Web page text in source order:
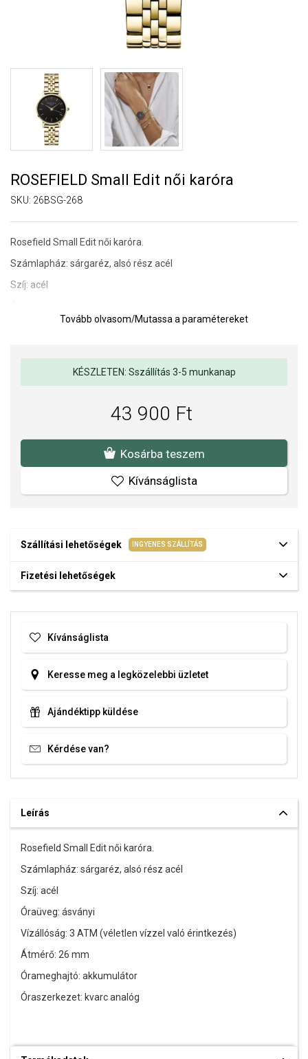
ROSEFIELD Small Edit női karóra
SKU: 26BSG-268
Rosefield Small Edit női karóra.
Számlapház: sárgaréz, alsó rész acél
Szíj: acél
Vízállóság: 3 ATM (véletlen vízzel való érintkezés)
Órameghajtó: akkumulátor
Tovább olvasom/Mutassa a paramétereket
KÉSZLETEN: Sszállítás 3-5 munkanap
43 900 Ft
Kosárba teszem
Kívánságlista
Szállítási lehetőségek INGYENES SZÁLLÍTÁS
Fizetési lehetőségek
Kívánságlista
Keresse meg a legközelebbi üzletet
Ajándéktipp küldése
Kérdése van?
Leírás
Rosefield Small Edit női karóra.
Számlapház: sárgaréz, alsó rész acél
Szíj: acél
Óraüveg: ásványi
Vízállóság: 3 ATM (véletlen vízzel való érintkezés)
Átmérő: 26 mm
Órameghajtó: akkumulátor
Óraszerkezet: kvarc analóg